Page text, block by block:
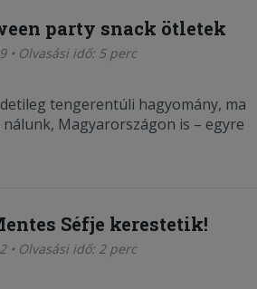
party snack ötletek
• Olvasási idő: 5 perc
tengerentúli hagyomány, ma
Magyarországon is – egyre
Séfje kerestetik!
• Olvasási idő: 2 perc